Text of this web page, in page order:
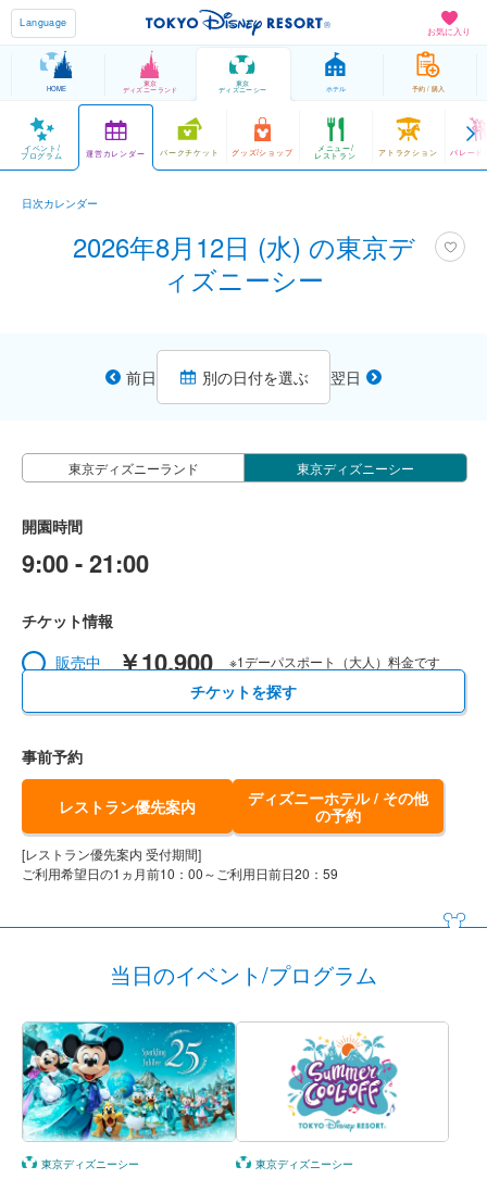
お気に入り
Language
HOME
東京
ディズニーランド
東京
ディズニーシー ホテル 予約 / 購入
イベント/
プログラム 運営カレンダー パークチケット グッズ/ショップ メニュー/
レストラン アトラクション パレード
日次カレンダー
2026年8月12日 (水) の東京デ
ィズニーシー
前日 別の日付を選ぶ 翌日
東京ディズニーランド 東京ディズニーシー
開園時間
9:00 - 21:00
チケット情報
販売中
￥10,900 ※1デーパスポート（大人）料金です
チケットを探す
事前予約
レストラン優先案内
ディズニーホテル / その他
の予約
[レストラン優先案内 受付期間]
ご利用希望日の1ヵ月前10：00～ご利用日前日20：59
当日のイベント/プログラム
東京ディズニーシー 東京ディズニーシー